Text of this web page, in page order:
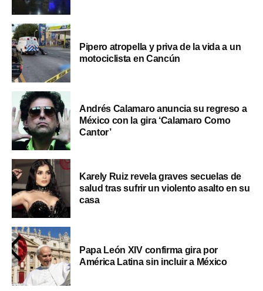
Pipero atropella y priva de la vida a un
motociclista en Cancún
Andrés Calamaro anuncia su regreso a
México con la gira ‘Calamaro Como
Cantor’
Karely Ruiz revela graves secuelas de
salud tras sufrir un violento asalto en su
casa
Papa León XIV confirma gira por
América Latina sin incluir a México